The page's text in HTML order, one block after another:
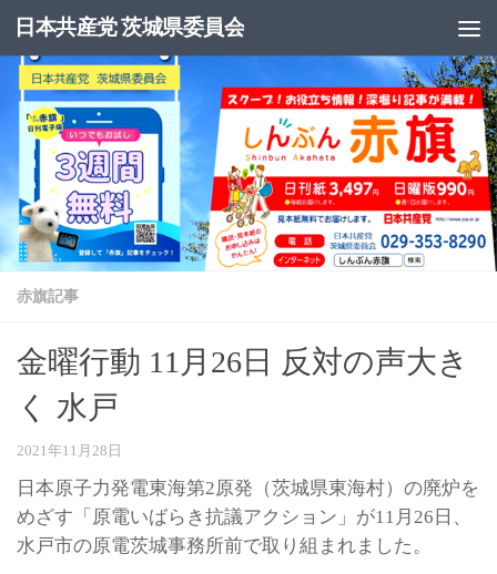
コンテンツへスキップ
日本共産党 茨城県委員会
赤旗記事
金曜行動 11月26日 反対の声大き
く 水戸
2021年11月28日
日本原子力発電東海第2原発（茨城県東海村）の廃炉を
めざす「原電いばらき抗議アクション」が11月26日、
水戸市の原電茨城事務所前で取り組まれました。